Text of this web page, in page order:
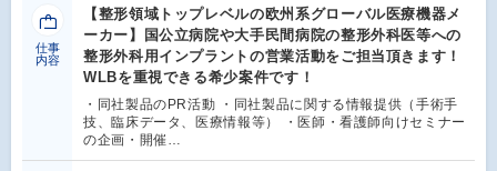
仕事
内容
【整形領域トップレベルの欧州系グローバル医療機器メ
ーカー】国公立病院や大手民間病院の整形外科医等への
整形外科用インプラントの営業活動をご担当頂きます！
WLBを重視できる希少案件です！
・同社製品のPR活動 ・同社製品に関する情報提供（手術手
技、臨床データ、医療情報等） ・医師・看護師向けセミナー
の企画・開催…